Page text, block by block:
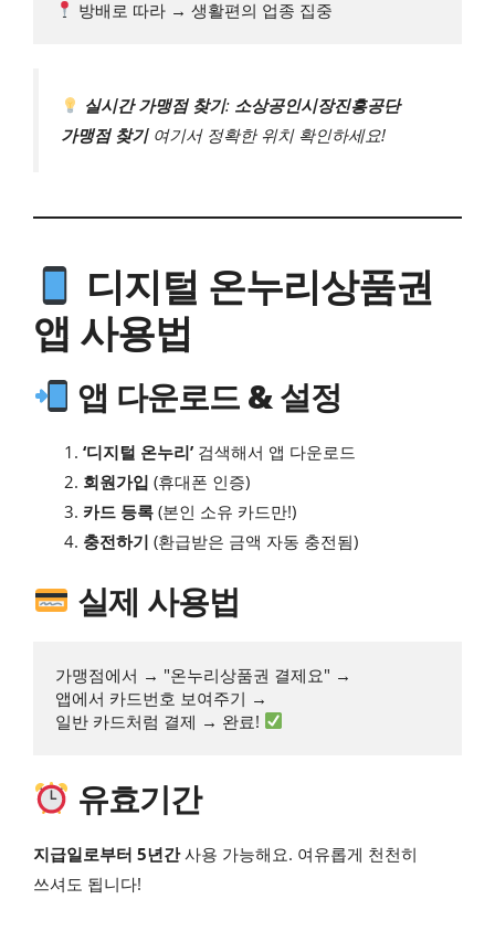
실시간 가맹점 찾기: 소상공인시장진흥공단
가맹점 찾기여기서 정확한 위치 확인하세요!
디지털 온누리상품권
앱 사용법
앱 다운로드 & 설정
‘디지털 온누리’ 검색해서 앱 다운로드
회원가입 (휴대폰 인증)
카드 등록 (본인 소유 카드만!)
충전하기 (환급받은 금액 자동 충전됨)
실제 사용법
가맹점에서 → "온누리상품권 결제요" →
앱에서 카드번호 보여주기 →
일반 카드처럼 결제 → 완료!
유효기간
지급일로부터 5년간사용 가능해요. 여유롭게 천천히
쓰셔도 됩니다!